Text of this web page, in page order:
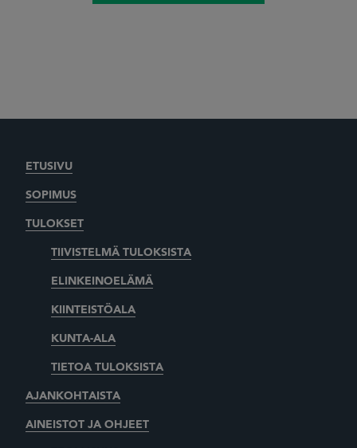
ETUSIVU
SOPIMUS
TULOKSET
TIIVISTELMÄ TULOKSISTA
ELINKEINOELÄMÄ
KIINTEISTÖALA
KUNTA-ALA
TIETOA TULOKSISTA
AJANKOHTAISTA
AINEISTOT JA OHJEET